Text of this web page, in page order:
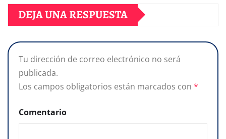
DEJA UNA RESPUESTA
Tu dirección de correo electrónico no será
publicada.
Los campos obligatorios están marcados con *
Comentario